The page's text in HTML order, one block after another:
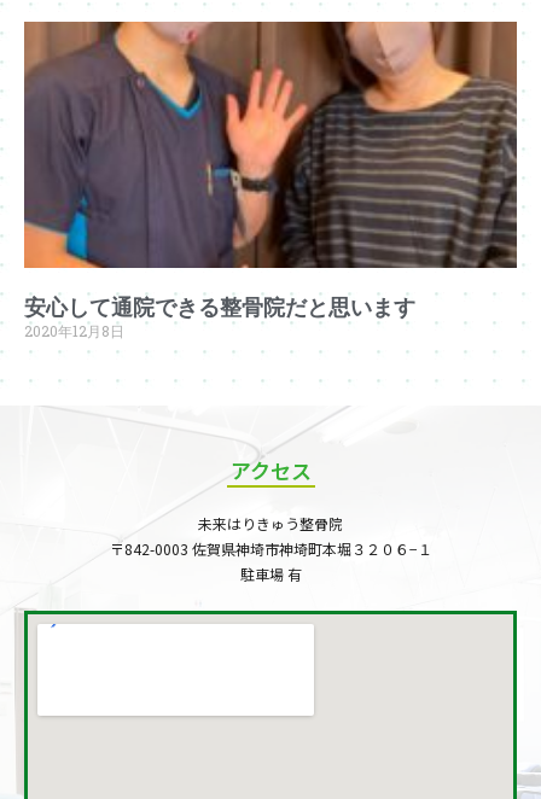
安心して通院できる整骨院だと思います
2020年12月8日
アクセス
未来はりきゅう整骨院
〒842-0003 佐賀県神埼市神埼町本堀３２０６−１
駐車場 有